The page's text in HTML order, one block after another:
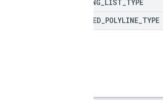
LNG LIST TYPE
ENCODED POLYLINE TYPE